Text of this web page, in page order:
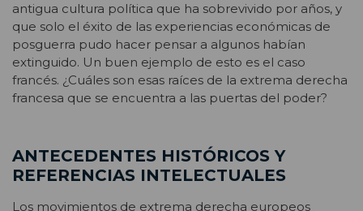
antigua cultura política que ha sobrevivido por años, y
que solo el éxito de las experiencias económicas de
posguerra pudo hacer pensar a algunos habían
extinguido. Un buen ejemplo de esto es el caso
francés. ¿Cuáles son esas raíces de la extrema derecha
francesa que se encuentra a las puertas del poder?
ANTECEDENTES HISTÓRICOS Y
REFERENCIAS INTELECTUALES
Los movimientos de extrema derecha europeos